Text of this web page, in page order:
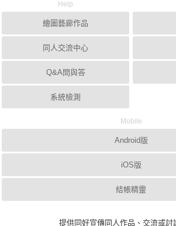
Help
繪圖藝廊作品
同人交流中心
Q&A問與答
系統檢測
Mobile
Android版
iOS版
結帳精靈
提供同好宣傳同人作品、交流或討